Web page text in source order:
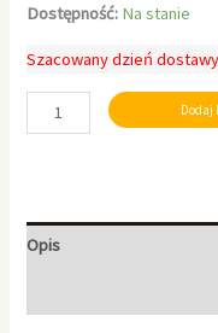
Dostępność: Na stanie
Szacowany dzień
Dodaj
Opis